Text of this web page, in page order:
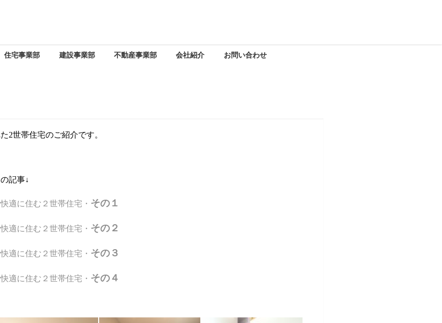
住宅事業部 建設事業部 不動産事業部 会社紹介 お問い合わせ
2世帯住宅のご紹介です。
記事↓
適に住む２世帯住宅・ その１
適に住む２世帯住宅・ その２
適に住む２世帯住宅・ その３
適に住む２世帯住宅・ その４